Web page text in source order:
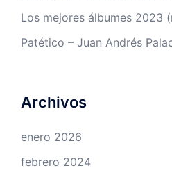
Los mejores álbumes 2023
Patético – Juan Andrés
Archivos
enero 2026
febrero 2024